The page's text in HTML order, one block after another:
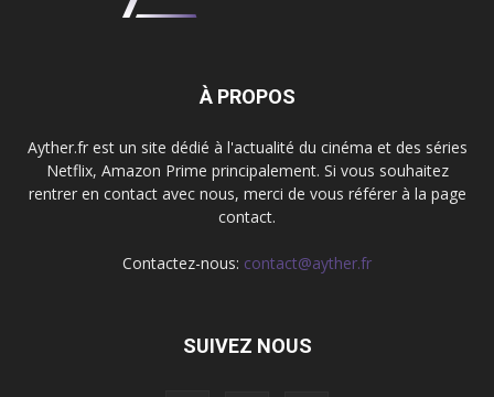
À PROPOS
Ayther.fr est un site dédié à l'actualité du cinéma et des séries
Netflix, Amazon Prime principalement. Si vous souhaitez
rentrer en contact avec nous, merci de vous référer à la page
contact.
Contactez-nous: contact@ayther.fr
SUIVEZ NOUS